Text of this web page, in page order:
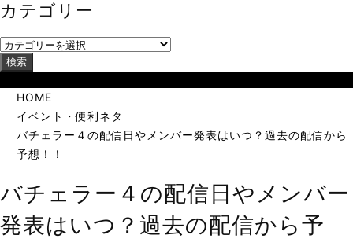
カテゴリー
検索
HOME
イベント・便利ネタ
バチェラー４の配信日やメンバー発表はいつ？過去の配信から
予想！！
バチェラー４の配信日やメンバー
発表はいつ？過去の配信から予